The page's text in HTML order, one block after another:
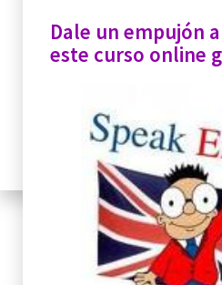
Dale un empujón
este curso online